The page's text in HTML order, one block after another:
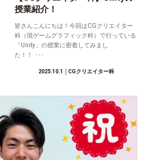
授業紹介！
皆さんこんにちは！今回はCGクリエイター
科（現ゲームグラフィック科）で行っている
「Unity」の授業に密着してみまし
た！！ ･･･
2025.10.1 │CGクリエイター科